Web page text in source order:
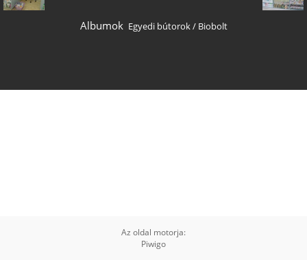
Albumok Egyedi bútorok/ Biobolt
Az oldal motorja:
Piwigo